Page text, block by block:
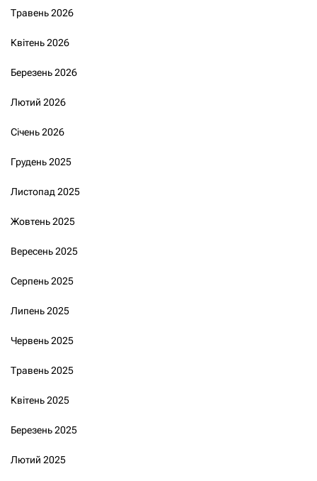
Травень 2026
Квітень 2026
Березень 2026
Лютий 2026
Січень 2026
Грудень 2025
Листопад 2025
Жовтень 2025
Вересень 2025
Серпень 2025
Липень 2025
Червень 2025
Травень 2025
Квітень 2025
Березень 2025
Лютий 2025